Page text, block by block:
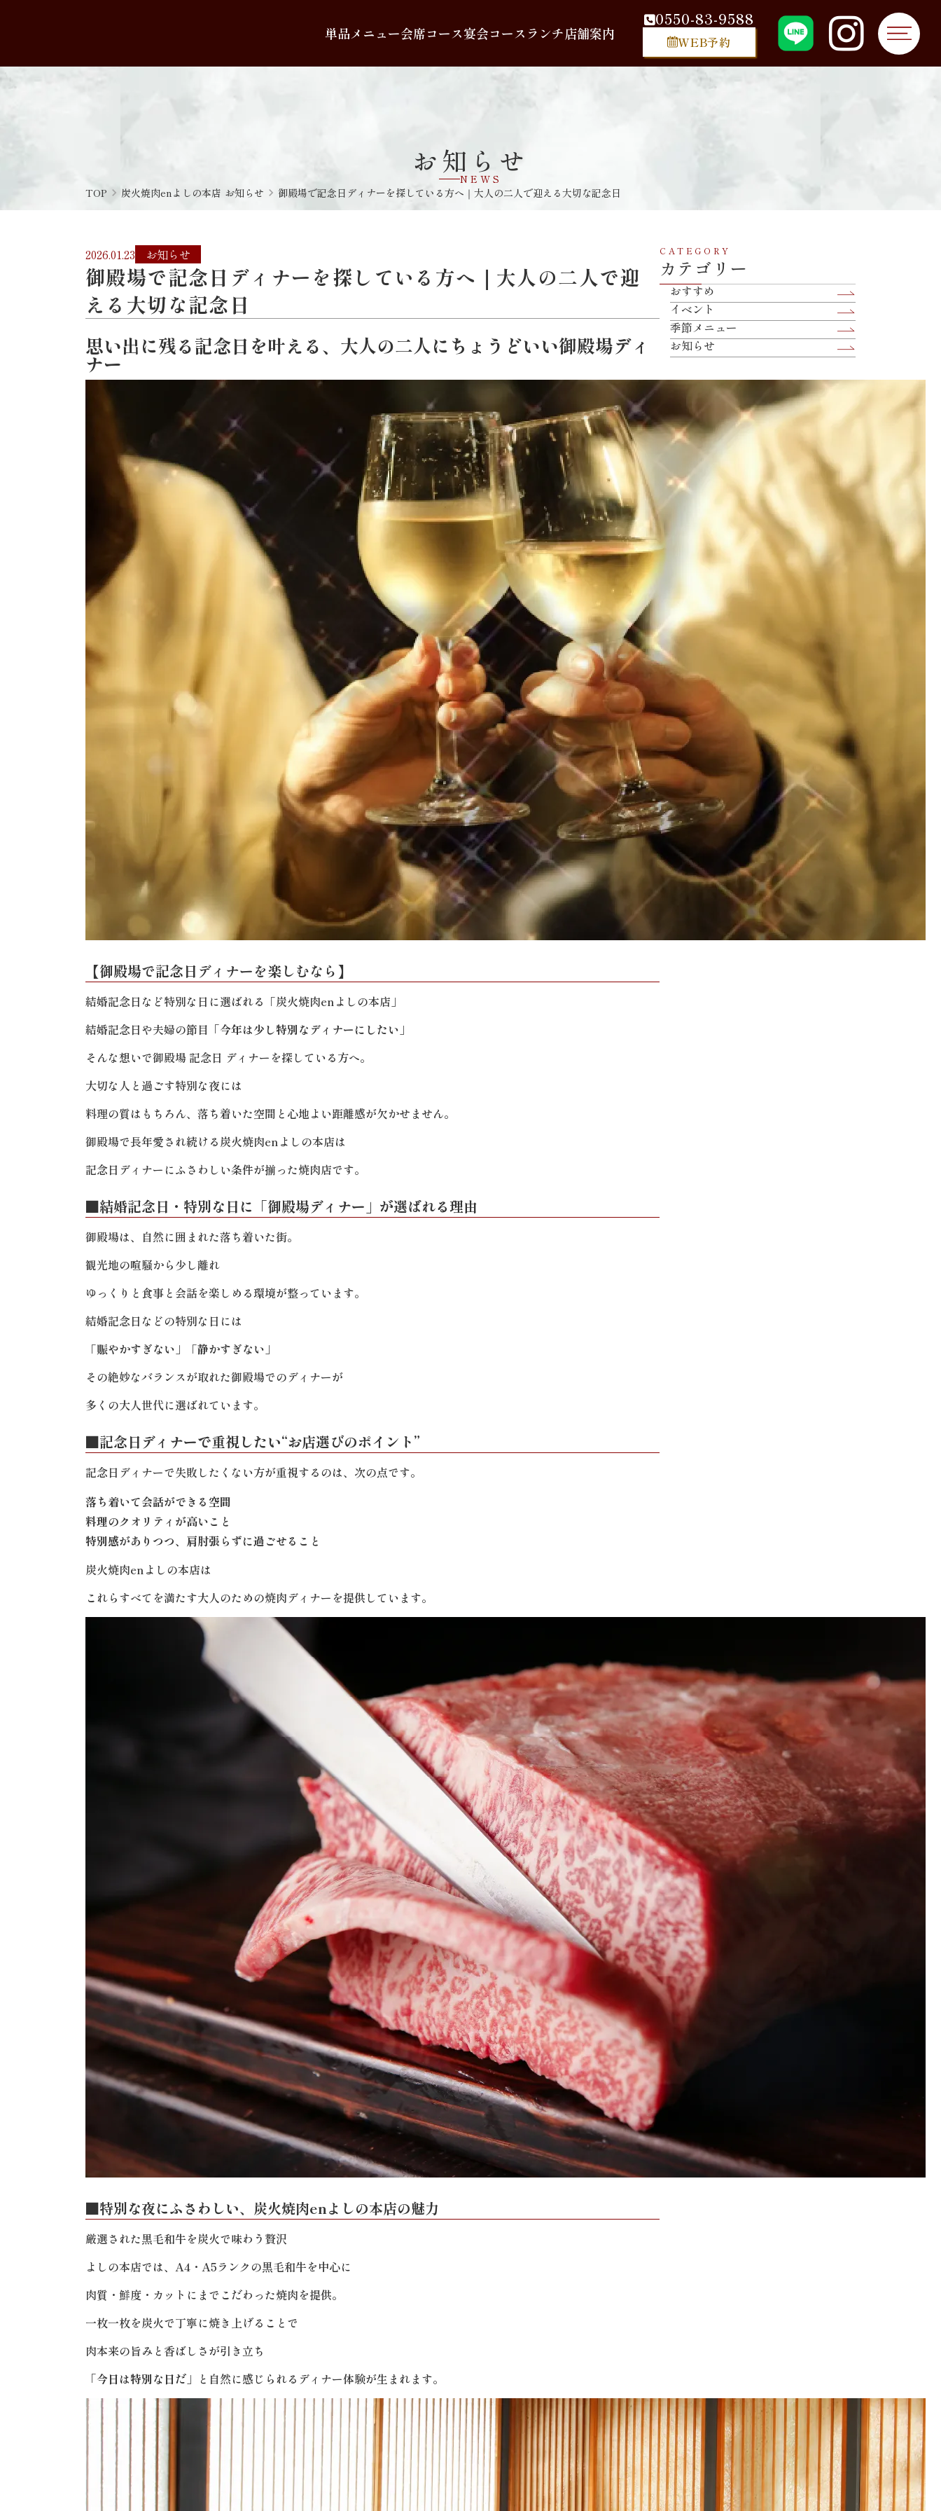
単品メニュー会席コース宴会コース ランチ店舗案内
0550-83-9588
WEB予約
お知らせ
NEWS
TOP navigate_next 炭火焼肉enよしの本店 お知らせ navigate_next 御殿場で記念日ディナーを探している方へ｜大人の二人で迎える大切な記念日
2026.01.23 お知らせ
御殿場で記念日ディナーを探している方へ｜大人の二人で迎
える大切な記念日
思い出に残る記念日を叶える、大人の二人にちょうどいい御殿場ディ
ナー
【御殿場で記念日ディナーを楽しむなら】
結婚記念日など特別な日に選ばれる「炭火焼肉enよしの本店」
結婚記念日や夫婦の節目 「今年は少し特別なディナーにしたい」
そんな想いで御殿場 記念日 ディナーを探している方へ。
大切な人と過ごす特別な夜には
料理の質はもちろん、落ち着いた空間と心地よい距離感が欠かせません。
御殿場で長年愛され続ける炭火焼肉enよしの本店は
記念日ディナーにふさわしい条件が揃った焼肉店です。
■結婚記念日・特別な日に「御殿場ディナー」が選ばれる理由
御殿場は、自然に囲まれた落ち着いた街。
観光地の喧騒から少し離れ
ゆっくりと食事と会話を楽しめる環境が整っています。
結婚記念日などの特別な日には
「賑やかすぎない 」「静かすぎない 」
その絶妙なバランスが取れた御殿場でのディナーが
多くの大人世代に選ばれています。
■記念日ディナーで重視したい“お店選びのポイント”
記念日ディナーで失敗したくない方が重視するのは、次の点です。
落ち着いて会話ができる空間
料理のクオリティが高いこと
特別感がありつつ、肩肘張らずに過ごせること
炭火焼肉enよしの本店は
これらすべてを満たす大人のための焼肉ディナーを提供しています。
■特別な夜にふさわしい、炭火焼肉enよしの本店の魅力
厳選された黒毛和牛を炭火で味わう贅沢
よしの本店では、A4・A5ランクの黒毛和牛を中心に
肉質・鮮度・カットにまでこだわった焼肉を提供。
一枚一枚を炭火で丁寧に焼き上げることで
肉本来の旨みと香ばしさが引き立ち
「今日は特別な日だ」 と自然に感じられるディナー体験が生まれます。
CATEGORY
カテゴリー
おすすめ
イベント
季節メニュー
お知らせ